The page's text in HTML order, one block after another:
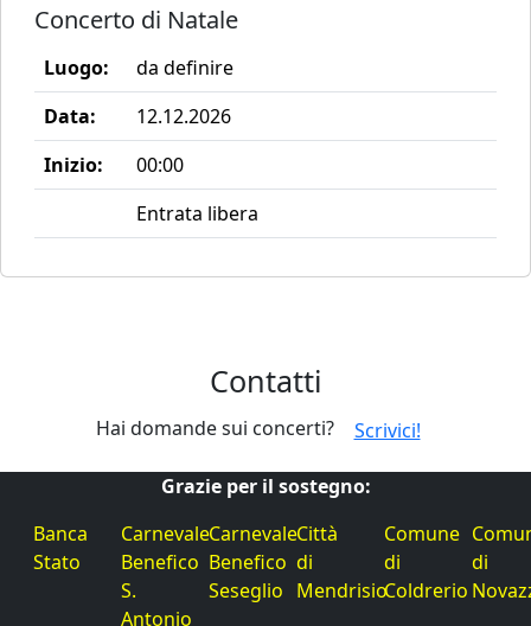
Concerto di Natale
Luogo:
da definire
Data:
12.12.2026
Inizio:
00:00
Entrata libera
Contatti
Hai domande sui concerti? Scrivici!
Grazie per il sostegno:
Banca
Stato
Carnevale
Benefico
S.
Antonio
Carnevale
Benefico
Seseglio
Città
di
Mendrisio
Comune
di
Coldrerio
di